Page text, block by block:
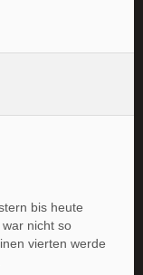
bis heute
nicht so
vierten werde